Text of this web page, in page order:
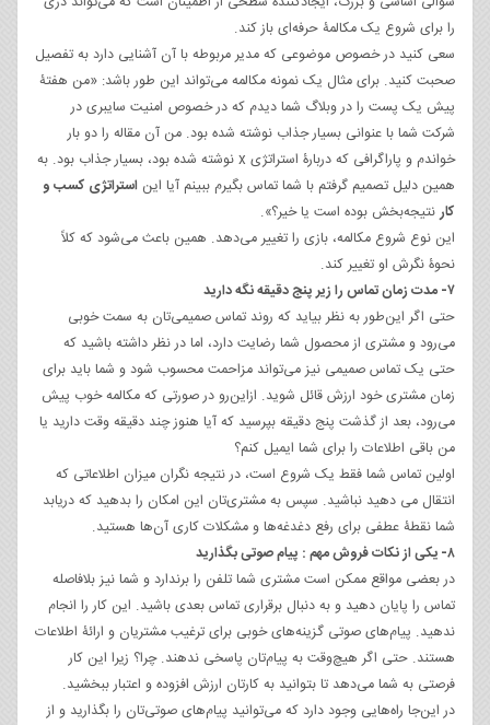
را برای شروع یک مکالمۀ حرفه‌ای باز کند.
سعی کنید در خصوص موضوعی که مدیر مربوطه با آن آشنایی دارد به تفصیل
صحبت کنید. برای مثال یک نمونه مکالمه می‌تواند این طور باشد: «من هفتۀ
پیش یک پست را در وبلاگ شما دیدم که در خصوص امنیت سایبری در
شرکت شما با عنوانی بسیار جذاب نوشته شده بود. من آن مقاله را دو بار
خواندم و پاراگرافی که دربارۀ استراتژی x نوشته شده بود، بسیار جذاب بود. به
همین دلیل تصمیم گرفتم با شما تماس بگیرم ببینم آیا این استراتژی کسب و
کارنتیجه‌بخش بوده است یا خیر؟».
این نوع شروع مکالمه، بازی را تغییر می‌دهد. همین باعث می‌شود که کلاً
نحوۀ نگرش او تغییر کند.
۷- مدت زمان تماس را زیر پنج دقیقه نگه دارید
حتی اگر این‌طور به نظر بیاید که روند تماس صمیمی‌تان به سمت خوبی
می‌رود و مشتری از محصول شما رضایت دارد، اما در نظر داشته باشید که
حتی یک تماس صمیمی نیز می‌تواند مزاحمت محسوب شود و شما باید برای
زمان مشتری خود ارزش قائل شوید. ازاین‌رو در صورتی که مکالمه خوب پیش
می‌رود، بعد از گذشت پنج دقیقه بپرسید که آیا هنوز چند دقیقه وقت دارید یا
من باقی اطلاعات را برای شما ایمیل کنم؟
اولین تماس شما فقط یک شروع است، در نتیجه نگران میزان اطلاعاتی که
انتقال می‌ دهید نباشید. سپس به مشتری‌تان این امکان را بدهید که دریابد
شما نقطۀ عطفی برای رفع دغدغه‌ها و مشکلات کاری آن‌ها هستید.
۸- یکی از نکات فروش مهم : پیام صوتی بگذارید
در بعضی مواقع ممکن است مشتری شما تلفن را برندارد و شما نیز بلافاصله
تماس را پایان دهید و به دنبال برقراری تماس بعدی باشید. این کار را انجام
ندهید. پیام‌های صوتی گزینه‌های خوبی برای ترغیب مشتریان و ارائۀ اطلاعات
هستند. حتی اگر هیچ‌وقت به پیام‌تان پاسخی ندهند. چرا؟ زیرا این کار
فرصتی به شما می‌دهد تا بتوانید به کارتان ارزش افزوده و اعتبار ببخشید.
در این‌جا راه‌هایی وجود دارد که می‌توانید پیام‌های صوتی‌تان را بگذارید و از